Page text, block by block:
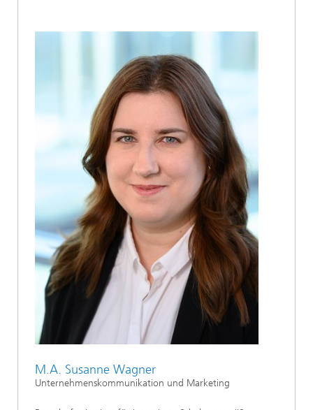
M.A. Susanne Wagner
Unternehmenskommunikation und Marketing